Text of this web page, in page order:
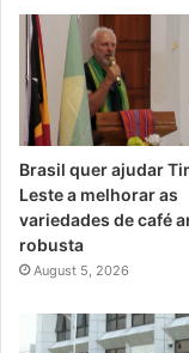
Brasil quer ajudar
Leste a melhorar as
variedades de café
robusta
August 5, 2026